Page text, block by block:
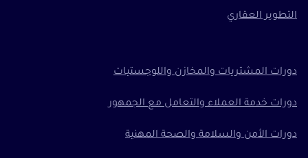
التطوير العقاري
دورات المشتريات والمخازن واللوجستيات
دورات خدمة العملاء والتعامل مع الجمهور
دورات الأمن والسلامة والصحة المهنية